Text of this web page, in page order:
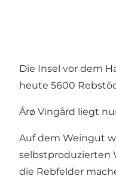
Die Insel vor dem
heute 5600
Årø Vingård liegt
Auf dem Weingut
selbstproduzierten
die Rebfelder